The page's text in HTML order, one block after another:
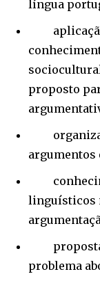
língua
aplicação
proposto
argumentos
linguísticos
proposta
problema